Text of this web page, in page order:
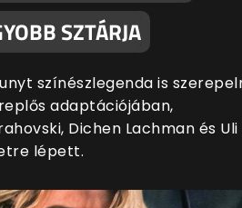
SZTÁRJA
színészlegenda is
adaptációjában,
Dichen Lachman és Uli
lépett.